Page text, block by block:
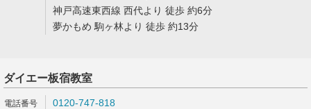
神戸高速東西線 西代より 徒歩 約6分
夢かもめ 駒ヶ林より 徒歩 約13分
ダイエー板宿教室
0120-747-818